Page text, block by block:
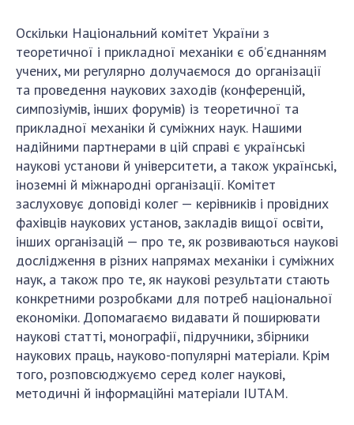
Оскільки Національний комітет України з
теоретичної і прикладної механіки є об’єднанням
учених, ми регулярно долучаємося до організації
та проведення наукових заходів (конференцій,
симпозіумів, інших форумів) із теоретичної та
прикладної механіки й суміжних наук. Нашими
надійними партнерами в цій справі є українські
наукові установи й університети, а також українські,
іноземні й міжнародні організації. Комітет
заслуховує доповіді колег — керівників і провідних
фахівців наукових установ, закладів вищої освіти,
інших організацій — про те, як розвиваються наукові
дослідження в різних напрямах механіки і суміжних
наук, а також про те, як наукові результати стають
конкретними розробками для потреб національної
економіки. Допомагаємо видавати й поширювати
наукові статті, монографії, підручники, збірники
наукових праць, науково-популярні матеріали. Крім
того, розповсюджуємо серед колег наукові,
методичні й інформаційні матеріали IUTAM.